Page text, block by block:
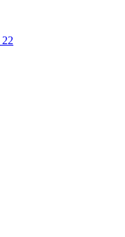
22